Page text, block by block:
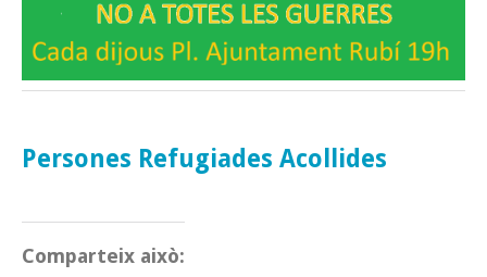
Persones Refugiades Acollides
Comparteix això: